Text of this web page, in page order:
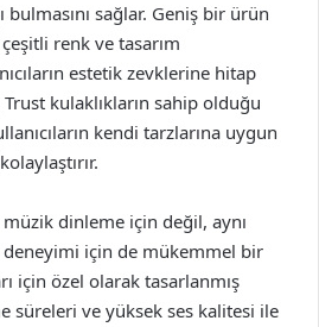
bulmasını sağlar. Geniş bir ürün
renk ve tasarım
estetik zevklerine hitap
kulaklıkların sahip olduğu
kendi tarzlarına uygun
müzik dinleme için değil, aynı
için de mükemmel bir
için özel olarak tasarlanmış
süreleri ve yüksek ses kalitesi ile